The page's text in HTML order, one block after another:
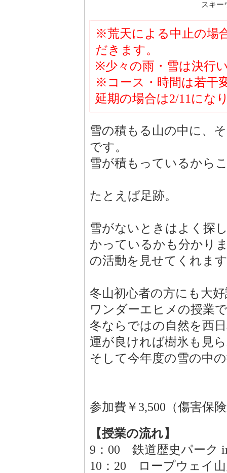
スキー
※荒天による中止の場
だきます。
※少々の雨・雪は決行
※コース・時間は若干
延期の場合は2/11にな
雪の積もる山の中に、
です。
雪が積もっているから
たとえば足跡。
雪がないときはよく探
かっているかも分かり
の活動を見せてくれま
冬山初心者の方にも大
ワンダーエヒメの授業
冬ならではの自然を西
運が良ければ樹氷も見
そして今年度の雪の中
参加費￥3,500（傷害保
【授業の流れ】
9：00 鉄道歴史パーク
10：20 ロープウェイ